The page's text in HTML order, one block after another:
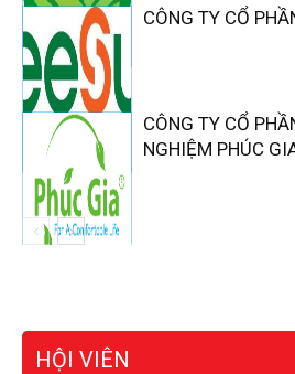
CÔNG TY CỔ
CÔNG TY CỔ
NGHIỆM PHÚC
HỘI VIÊN